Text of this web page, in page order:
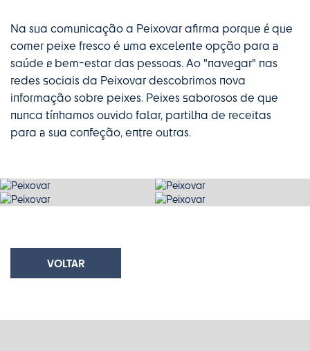
Na sua comunicação a Peixovar afirma porque é que
comer peixe fresco é uma excelente opção para a
saúde e bem-estar das pessoas. Ao "navegar" nas
redes sociais da Peixovar descobrimos nova
informação sobre peixes. Peixes saborosos de que
nunca tínhamos ouvido falar, partilha de receitas
para a sua confeção, entre outras.
VOLTAR